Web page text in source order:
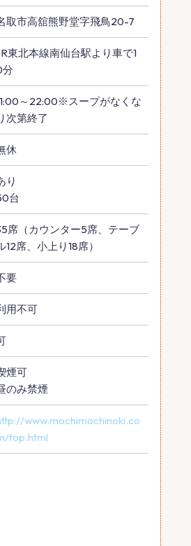
取市高舘熊野堂字飛鳥20-7
東北本線南仙台駅より車で1
～22:00※スープがなくな
次第終了
休
り
台
席（カウンター5席、テーブ
12席、小上り18席）
要
用不可
煙可
のみ禁煙
www.mochimochinoki.co
top.html